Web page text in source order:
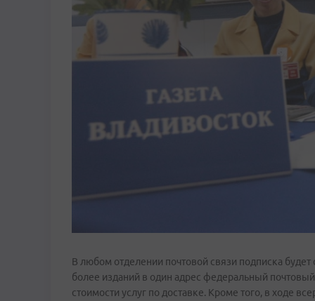
В любом отделении почтовой связи подписка будет
более изданий в один адрес федеральный
стоимости услуг по доставке. Кроме того, в ходе